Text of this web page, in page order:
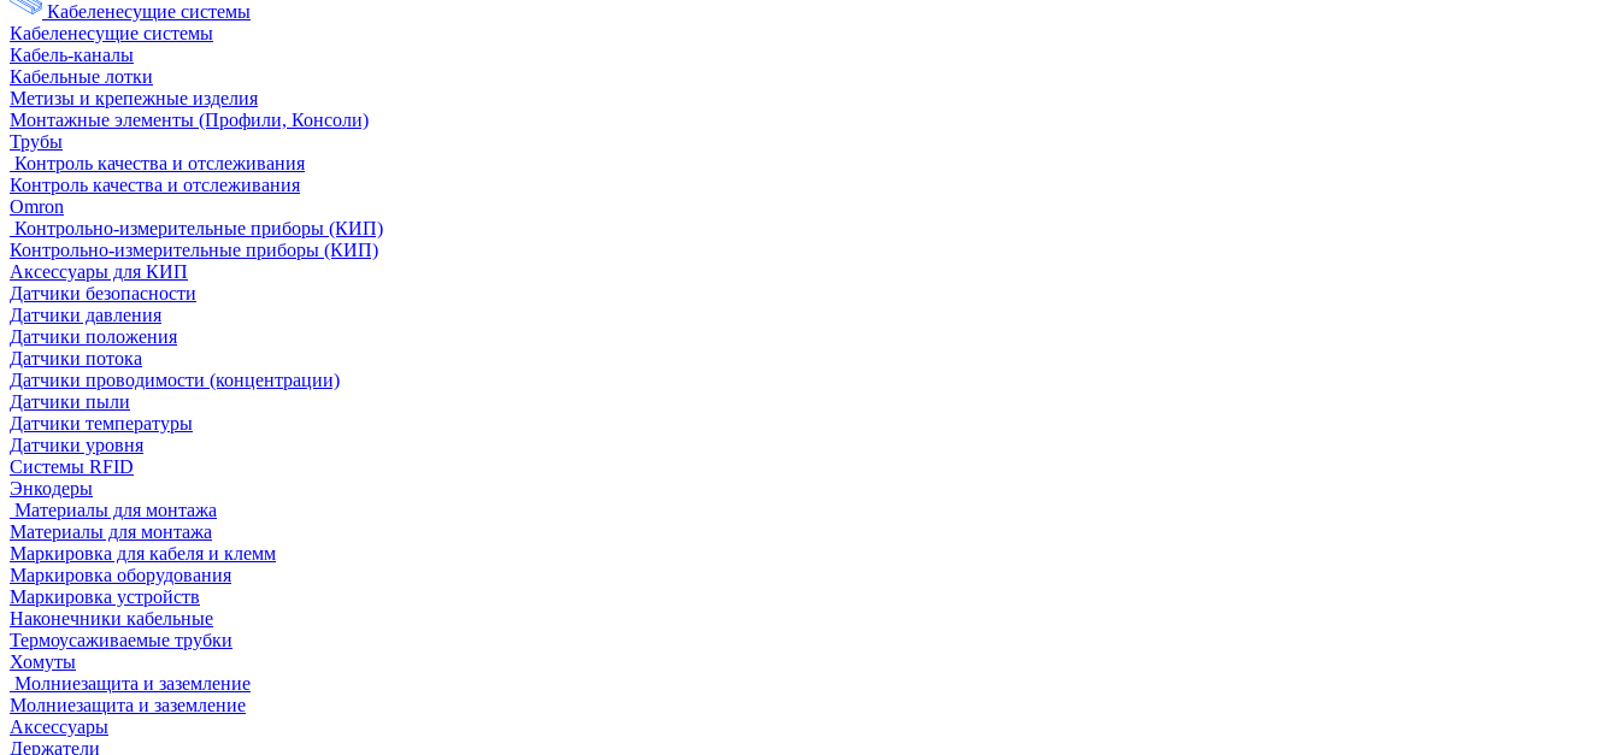
Кабеленесущие системы
Кабеленесущие системы
Кабель-каналы
Кабельные лотки
Метизы и крепежные изделия
Монтажные элементы (Профили, Консоли)
Трубы
Контроль качества и отслеживания
Контроль качества и отслеживания
Omron
Контрольно-измерительные приборы (КИП)
Контрольно-измерительные приборы (КИП)
Аксессуары для КИП
Датчики безопасности
Датчики давления
Датчики положения
Датчики потока
Датчики проводимости (концентрации)
Датчики пыли
Датчики температуры
Датчики уровня
Системы RFID
Энкодеры
Материалы для монтажа
Материалы для монтажа
Маркировка для кабеля и клемм
Маркировка оборудования
Маркировка устройств
Наконечники кабельные
Термоусаживаемые трубки
Хомуты
Молниезащита и заземление
Молниезащита и заземление
Аксессуары
Держатели